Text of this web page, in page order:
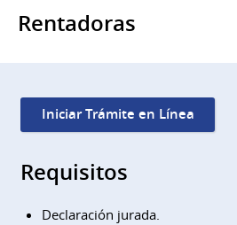
Rentadoras
Iniciar Trámite en Línea
Requisitos
Declaración jurada.